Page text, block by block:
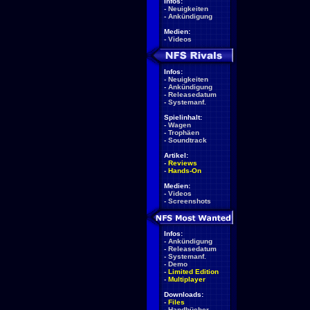
- Neuigkeiten
- Ankündigung
Medien:
- Videos
Infos:
- Neuigkeiten
- Ankündigung
- Releasedatum
- Systemanf.
Spielinhalt:
- Wagen
- Trophäen
- Soundtrack
Artikel:
- Reviews
- Hands-On
Medien:
- Videos
- Screenshots
Infos:
- Ankündigung
- Releasedatum
- Systemanf.
- Demo
- Limited Edition
- Multiplayer
Downloads:
- Files